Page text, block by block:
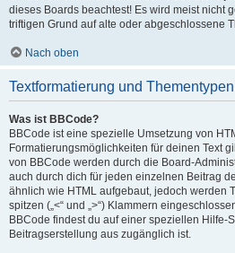
dieses Boards beachtest! Es wird meist nicht
triftigen Grund auf alte oder abgeschlossene
Nach oben
Textformatierung und Thementypen
Was ist BBCode?
BBCode ist eine spezielle Umsetzung von
Formatierungsmöglichkeiten für deinen Text
von BBCode werden durch die Board-
auch durch dich für jeden einzelnen Beitrag
ähnlich wie HTML aufgebaut, jedoch werden
spitzen („<“ und „>“) Klammern
BBCode findest du auf einer speziellen Hilfe-
Beitragserstellung aus zugänglich ist.